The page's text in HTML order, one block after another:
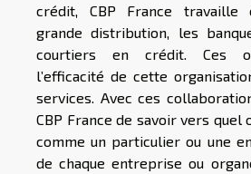
crédit, CBP France travaille
grande distribution, les
courtiers en crédit. Ces
l’efficacité de cette
services. Avec ces
CBP France de savoir vers quel
comme un particulier ou une
de chaque entreprise ou